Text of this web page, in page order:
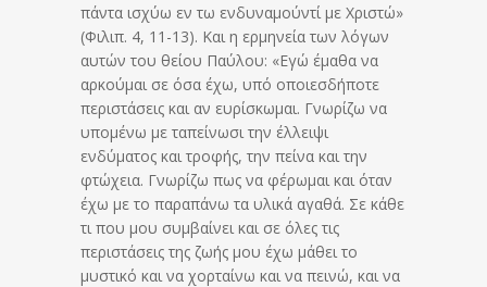
πάντα ισχύω εν τω ενδυναμούντί με Χριστώ»
(Φιλιπ. 4, 11-13). Και η ερμηνεία των λόγων
αυτών του θείου Παύλου: «Εγώ έμαθα να
αρκούμαι σε όσα έχω, υπό οποιεσδήποτε
περιστάσεις και αν ευρίσκωμαι. Γνωρίζω να
υπομένω με ταπείνωσι την έλλειψι
ενδύματος και τροφής, την πείνα και την
φτώχεια. Γνωρίζω πως να φέρωμαι και όταν
έχω με το παραπάνω τα υλικά αγαθά. Σε κάθε
τι που μου συμβαίνει και σε όλες τις
περιστάσεις της ζωής μου έχω μάθει το
μυστικό και να χορταίνω και να πεινώ, και να